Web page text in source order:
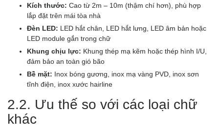
Kích thước: Cao từ 2m – 10m (thậm chí hơn), phù hợp
lắp đặt trên mái tòa nhà
Đèn LED: LED hắt chân, LED hắt lưng, LED âm bản hoặc
LED module gắn trong chữ
Khung chịu lực: Khung thép mạ kẽm hoặc thép hình I/U,
đảm bảo an toàn gió bão
Bề mặt: Inox bóng gương, inox mạ vàng PVD, inox sơn
tĩnh điện, inox xước hairline
2.2. Ưu thế so với các loại chữ
khác